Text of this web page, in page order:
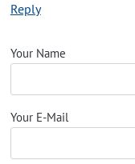
Reply
Your Name
Your E-Mail